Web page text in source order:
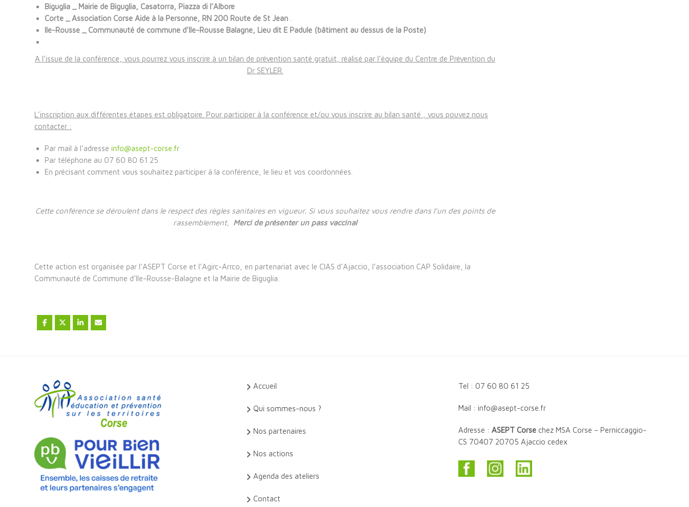
Biguglia _ Mairie de Biguglia, Casatorra, Piazza di l’Albore
Corte _ Association Corse Aide à la Personne, RN 200 Route de St Jean
Ile-Rousse _ Communauté de commune d’Ile-Rousse Balagne, Lieu dit E Padule (bâtiment au dessus de la Poste)
A l’issue de la conférence, vous pourrez vous inscrire à un bilan de prévention santé gratuit, réalisé par l’équipe du Centre de Prévention du
Dr SEYLER.
L’inscription aux différentes étapes est obligatoire. Pour participer à la conférence et/ou vous inscrire au bilan santé , vous pouvez nous
contacter :
Par mail à l’adresse info@asept-corse.fr
Par téléphone au 07 60 80 61 25
En précisant comment vous souhaitez participer à la conférence, le lieu et vos coordonnées.
Cette conférence se déroulent dans le respect des règles sanitaires en vigueur. Si vous souhaitez vous rendre dans l’un des points de
rassemblement, Merci de présenter un pass vaccinal
Cette action est organisée par l’ASEPT Corse et l’Agirc-Arrco, en partenariat avec le CIAS d’Ajaccio, l’association CAP Solidaire, la
Communauté de Commune d’Ile-Rousse-Balagne et la Mairie de Biguglia.
Accueil
Qui sommes-nous ?
Nos partenaires
Nos actions
Agenda des ateliers
Contact
Tel : 07 60 80 61 25
Mail : info@asept-corse.fr
Adresse : ASEPT Corsechez MSA Corse – Perniccaggio-
CS 70407 20705 Ajaccio cedex